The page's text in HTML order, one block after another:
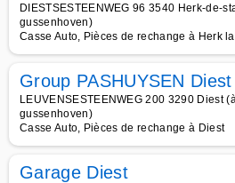
DIESTSESTEENWEG 96 3540 Herk-de-
gussenhoven)
Casse Auto, Pièces de rechange à Herk
Group PASHUYSEN Diest
LEUVENSESTEENWEG 200 3290 Diest
gussenhoven)
Casse Auto, Pièces de rechange à Diest
Garage Diest